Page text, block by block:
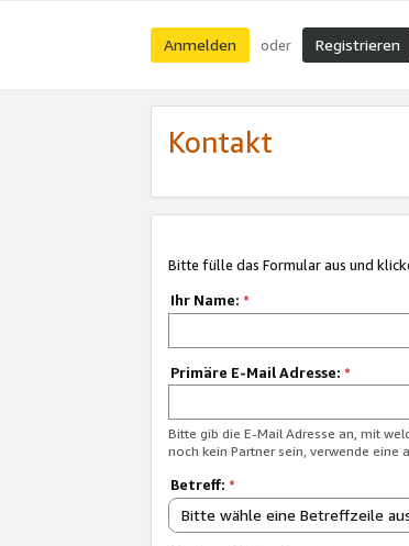
Anmelden oder Registrieren
Kontakt
Bitte fülle das Formular aus und
Ihr Name: *
Primäre E-Mail Adresse: *
Bitte gib die E-Mail Adresse an, mit
noch kein Partner sein, verwende eine
Betreff: *
Bitte wähle eine Betreffzeile